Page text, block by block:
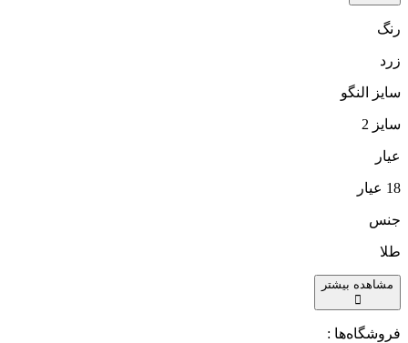
رنگ
زرد
سایز النگو
سایز 2
عیار
18 عیار
جنس
طلا
مشاهده بیشتر
فروشگاه‌ها :